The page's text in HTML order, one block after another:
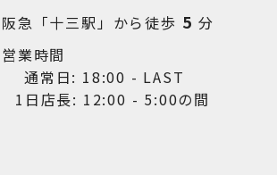
阪急「十三駅」から徒歩 5 分
営業時間
通常日: 18:00 - LAST
1日店長: 12:00 - 5:00の間